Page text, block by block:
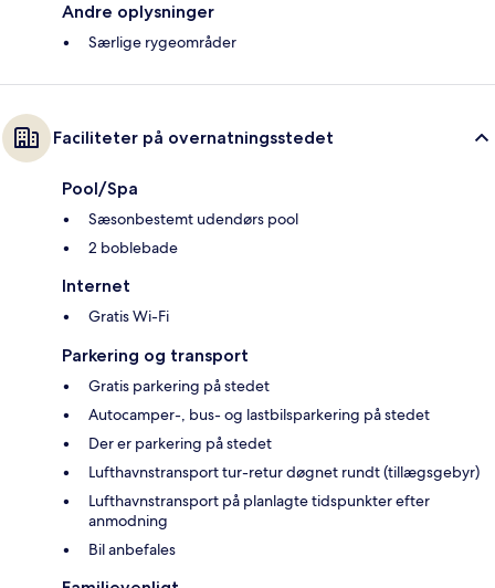
Andre oplysninger
Særlige rygeområder
Faciliteter på overnatningsstedet
Pool/Spa
Sæsonbestemt udendørs pool
2 boblebade
Internet
Gratis Wi-Fi
Parkering og transport
Gratis parkering på stedet
Autocamper-, bus- og lastbilsparkering på stedet
Der er parkering på stedet
Lufthavnstransport tur-retur døgnet rundt (tillægsgebyr)
Lufthavnstransport på planlagte tidspunkter efter
anmodning
Bil anbefales